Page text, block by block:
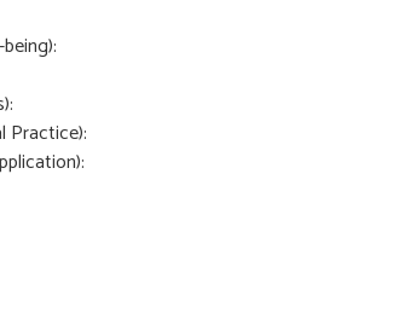
Practice):